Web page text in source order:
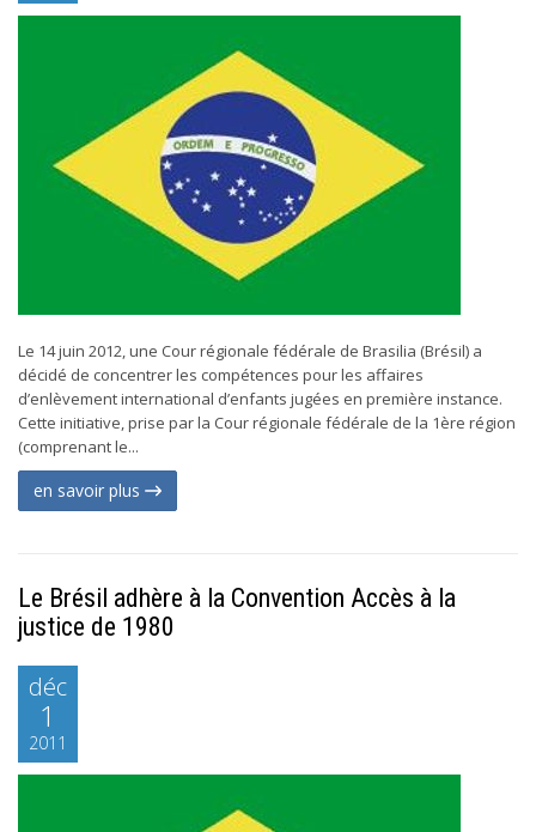
Le 14 juin 2012, une Cour régionale fédérale de Brasilia (Brésil) a
décidé de concentrer les compétences pour les affaires
d’enlèvement international d’enfants jugées en première instance.
Cette initiative, prise par la Cour régionale fédérale de la 1ère région
(comprenant le...
en savoir plus
Le Brésil adhère à la Convention Accès à la
justice de 1980
déc
1
2011